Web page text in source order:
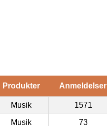
Produkter Anmeldelser
Musik 1571
Musik 73